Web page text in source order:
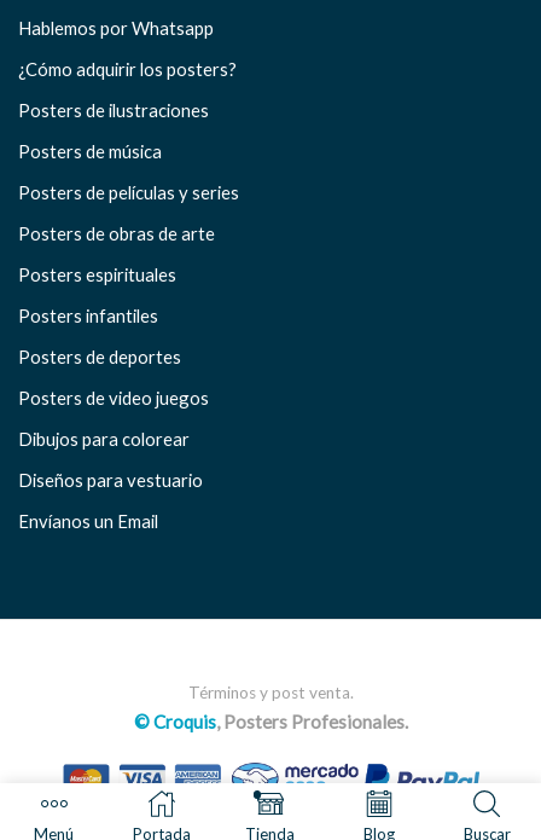
Hablemos por Whatsapp
¿Cómo adquirir los posters?
Posters de ilustraciones
Posters de música
Posters de películas y series
Posters de obras de arte
Posters espirituales
Posters infantiles
Posters de deportes
Posters de video juegos
Dibujos para colorear
Diseños para vestuario
Envíanos un Email
Términos y post venta.
© Croquis, Posters Profesionales.
Menú Portada Tienda Blog Buscar